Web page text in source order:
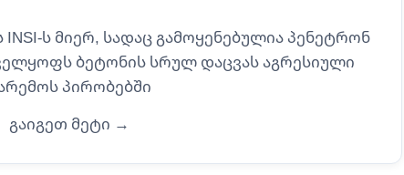
ს მიერ, სადაც გამოყენებულია პენეტრონ
ბეტონის სრულ დაცვას აგრესიული
პირობებში
გაიგეთ მეტი →